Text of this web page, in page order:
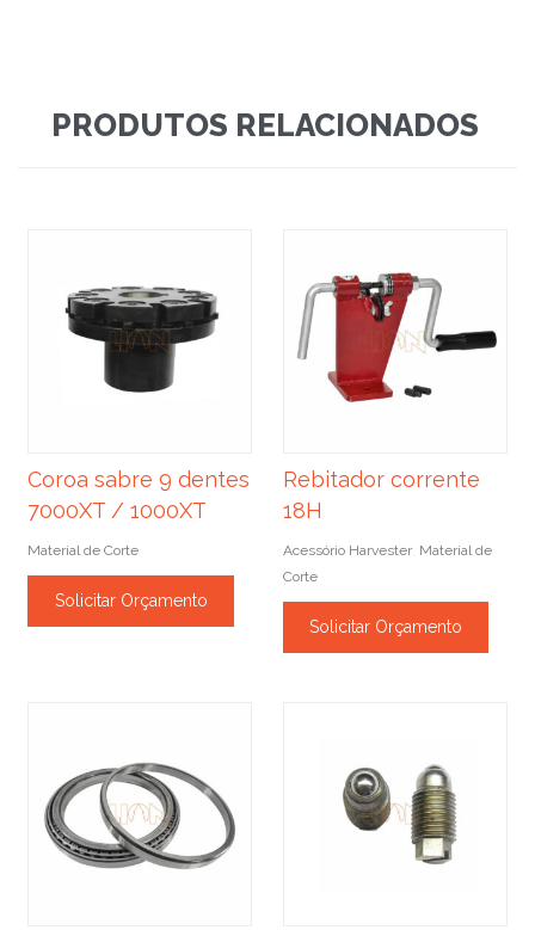
PRODUTOS RELACIONADOS
Coroa sabre 9 dentes
7000XT / 1000XT
Material de Corte
Solicitar Orçamento
Rebitador corrente
18H
Acessório Harvester, Material de
Corte
Solicitar Orçamento